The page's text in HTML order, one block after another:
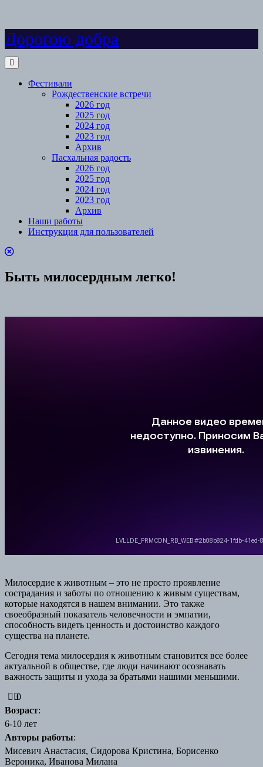
Skip
to
content
Дорогою добра
Menu
Фестивали
Рождественские встречи
2026 год
2025 год
2024 год
2023 год
Архив
Пасхальная радость
2026 год
2025 год
2024 год
2023 год
Архив
Наши работы
Инструкция для пользователей
Close
Быть милосердным легко!
Милосердие к животным – это не просто проявление
сострадания и заботы по отношению к живым существам,
которые находятся в нашем внимании. Это также
своеобразный показатель человечности и эмпатии,
способность видеть ценность и достоинство каждого
существа на планете.
Сегодня тема милосердия к животным становится все более
актуальной в обществе, где люди начинают осознавать
важность защиты и ухода за братьями нашими меньшими.
0
Возраст:
6-10 лет
Авторы работы:
Мисевич Анастасия, Сидорова Кристина, Борисенко
Вероника, Иванова Милана